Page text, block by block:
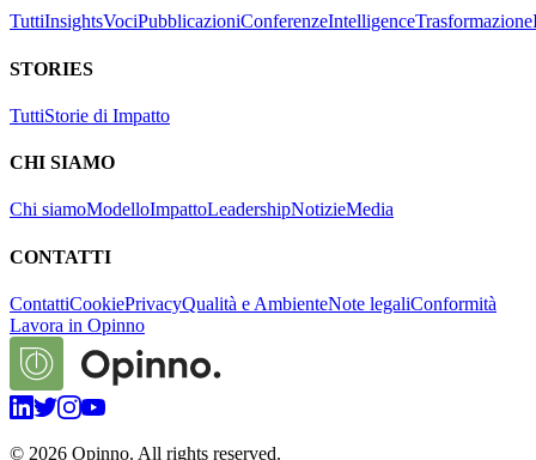
TuttiInsightsVociPubblicazioniConferenzeIntelligenceTrasformazione
STORIES
TuttiStorie di Impatto
CHI SIAMO
Chi siamoModelloImpattoLeadershipNotizieMedia
CONTATTI
ContattiCookiePrivacyQualità e AmbienteNote legaliConformità
Lavora in Opinno
© 2026 Opinno. All rights reserved.